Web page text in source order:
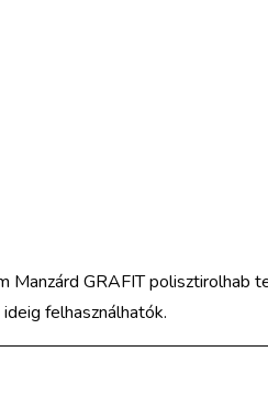
GRAFIT polisztirolhab
felhasználhatók.